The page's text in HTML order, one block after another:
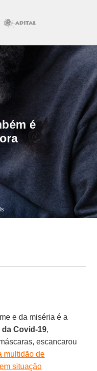
é
e da miséria é a
da Covid-19,
escancarou
multidão de
situação